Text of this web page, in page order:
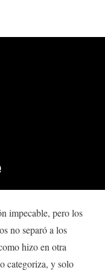
impecable, pero los
no separó a los
hizo en otra
categoriza, y solo